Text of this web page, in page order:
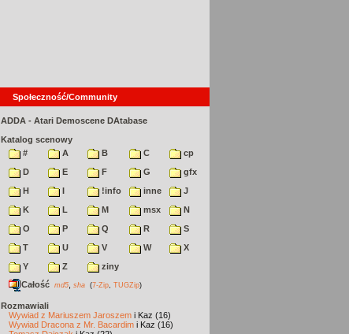
Społeczność/Community
ADDA - Atari Demoscene DAtabase
Katalog scenowy
#
A B C
cp
D
E F G
gfx
H
I !info inne
J
K
L M msx
N
O
P Q R
S
T
U V W
X
Y
Z
ziny
Całość md5 sha (7-Zip TUGZip)
Rozmawiali
Wywiad z Mariuszem Jaroszem i Kaz (16)
Wywiad Dracona z Mr. Bacardim i Kaz (16)